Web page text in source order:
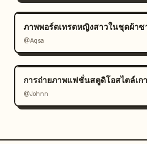
@Aqsa
การถ่ายภาพแฟชั่นสตูดิโอสไตล์เก
@Johnn